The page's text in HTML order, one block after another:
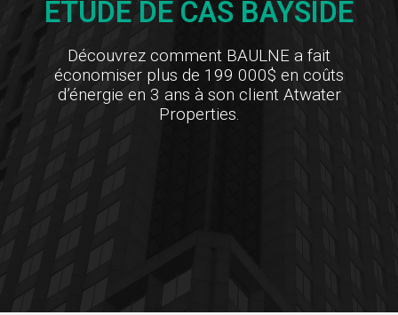
ÉTUDE DE CAS BAYSIDE
Découvrez comment BAULNE a fait
économiser plus de 199 000$ en coûts
d’énergie en 3 ans à son client Atwater
Properties.